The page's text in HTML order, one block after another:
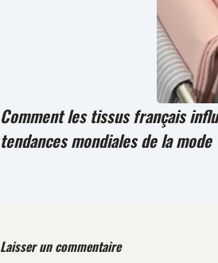
Comment les tissus français
tendances mondiales de la mode
Laisser un commentaire